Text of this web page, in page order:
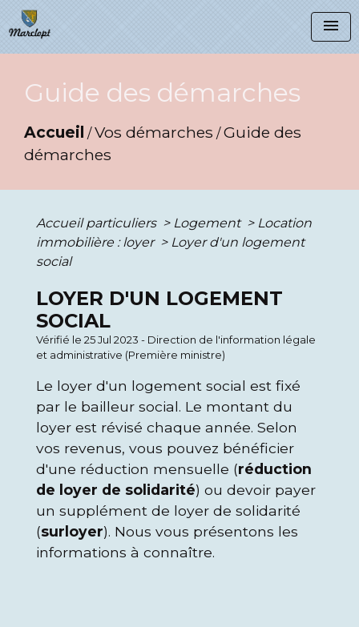
menu
Guide des démarches
Accueil /Vos démarches /Guide des
démarches
Accueil particuliers > Logement > Location
immobilière : loyer > Loyer d'un logement
social
LOYER D'UN LOGEMENT
SOCIAL
Vérifié le 25 Jul 2023 - Direction de l'information légale
et administrative (Première ministre)
Le loyer d'un logement social est fixé
par le bailleur social. Le montant du
loyer est révisé chaque année. Selon
vos revenus, vous pouvez bénéficier
d'une réduction mensuelle (réduction
de loyer de solidarité) ou devoir payer
un supplément de loyer de solidarité
(surloyer). Nous vous présentons les
informations à connaître.